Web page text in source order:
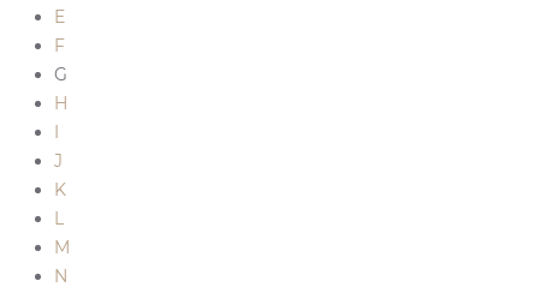
E
F
G
H
I
J
K
L
M
N